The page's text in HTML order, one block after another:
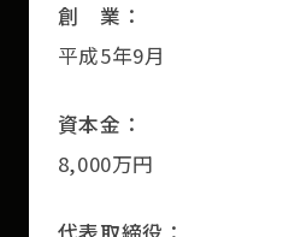
創 業：
平成5年9月
資本金：
8,000万円